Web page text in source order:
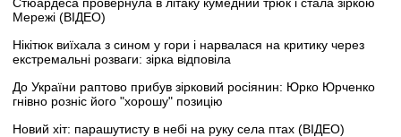
Стюардеса провернула в літаку кумедний трюк і стала зіркою
Мережі (ВІДЕО)
Нікітюк виїхала з сином у гори і нарвалася на критику через
екстремальні розваги: зірка відповіла
До України раптово прибув зірковий росіянин: Юрко Юрченко
гнівно розніс його "хорошу" позицію
Новий хіт: парашутисту в небі на руку села птах (ВІДЕО)